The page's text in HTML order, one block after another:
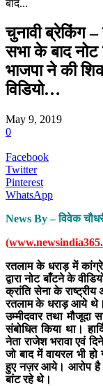
बाद...
चुनावी ब्रेकिंग
सभा के बाद
भाजपा ने की
विडियो…
May 9, 2019
0
Facebook
Twitter
Pinterest
WhatsApp
News By – विवेक
(
रतलाम के धराड़ में
द्वारा नोट बाँटने के
क्रांति सेना के राष्ट्रीय
रतलाम के धराड़ आये
उम्मीदवार तथा
संबोधित किया था।
नेता राजेश भरावा एवं
जो बाद में वायरल भी
हुए नज़र आये। आरोप है
बांट रहे थे।